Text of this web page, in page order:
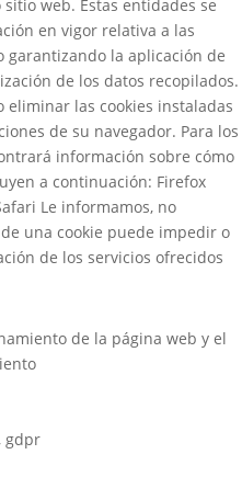
web. Estas entidades se
en vigor relativa a las
garantizando la aplicación de
de los datos recopilados.
las cookies instaladas
de su navegador. Para los
información sobre cómo
a continuación: Firefox
Le informamos, no
una cookie puede impedir o
de los servicios ofrecidos
de la página web y el
gdpr